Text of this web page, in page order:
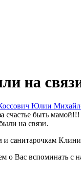
на
Юлии
счастье быть
на связи.
и санитарочкам
о Вас вспоминать с